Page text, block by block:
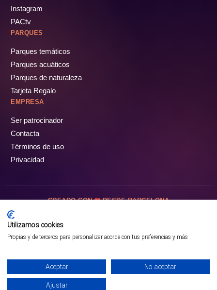
Instagram
PACtv
PARQUES
Parques temáticos
Parques acuáticos
Parques de naturaleza
Tarjeta Regalo
EMPRESA
Ser patrocinador
Contacta
Términos de uso
Privacidad
CREADO CON DESDE BARCELONA
Utilizamos cookies
Propias y de terceros para personalizar acorde con tus preferencias y más
Aceptar No aceptar
Ajustar